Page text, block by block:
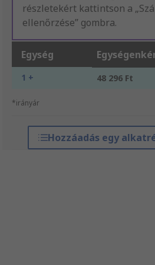
részletekért kattintson a
ellenőrzése” gombra.
Egység
1 + 48 296 Ft
*irányár
Hozzáadás egy